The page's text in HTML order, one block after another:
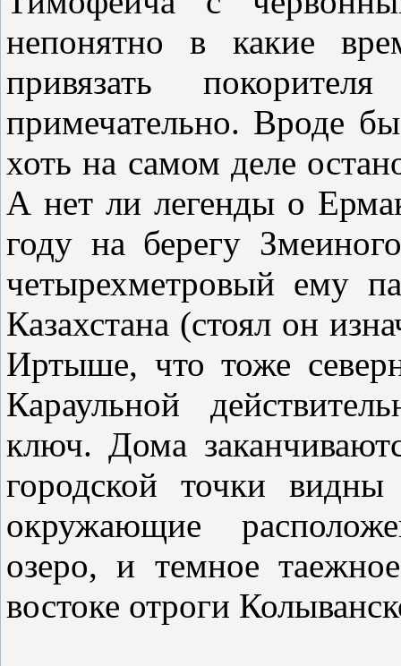
непонятно в какие
привязать
примечательно. Вроде
хоть на самом деле
А нет ли легенды о
году на берегу
четырехметровый ему
Казахстана (стоял он
Иртыше, что тоже
Караульной
ключ. Дома
городской точки
окружающие
озеро, и темное
востоке отроги